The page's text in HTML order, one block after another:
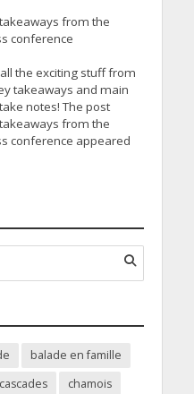
from the
conference
the exciting stuff from
takeaways and main
notes! The post
from the
conference appeared
balade en famille
cascades
chamois